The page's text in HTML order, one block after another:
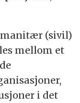
(sivil)
mellom et
i det